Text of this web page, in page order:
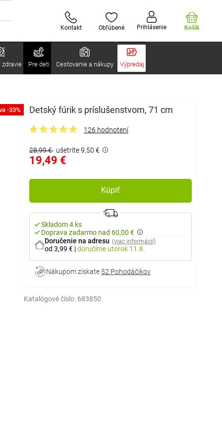
Kontakt Obľúbené Prihlásenie Košík
zdravie Pre deti Cestovanie a nákupy Výpredaj
-33% Detský fúrik s príslušenstvom, 71 cm
126 hodnotení
28,99 € ušetríte 9,50 €
19,49 €
Kúpiť
Skladom 4 ks
Doprava zadarmo nad 60,00 €
Doručenie na adresu (viac informácií)
od 3,99 € |doručíme utorok 11.8.
Nákupom získate 52 Pohodáčikov
Katalógové číslo: 683850